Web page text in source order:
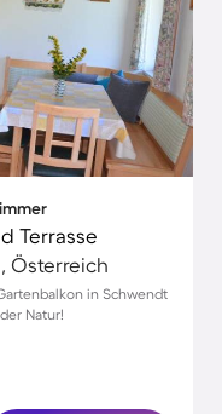
Terrasse
Österreich
in Schwendt
Natur!